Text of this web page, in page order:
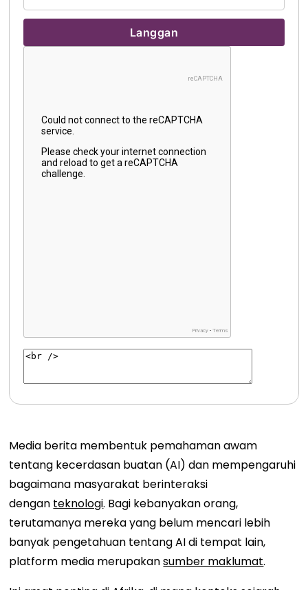
Media berita membentuk pemahaman awam
tentang kecerdasan buatan (AI) dan mempengaruhi
bagaimana masyarakat berinteraksi
dengan teknologi. Bagi kebanyakan orang,
terutamanya mereka yang belum mencari lebih
banyak pengetahuan tentang AI di tempat lain,
platform media merupakansumber maklumat.